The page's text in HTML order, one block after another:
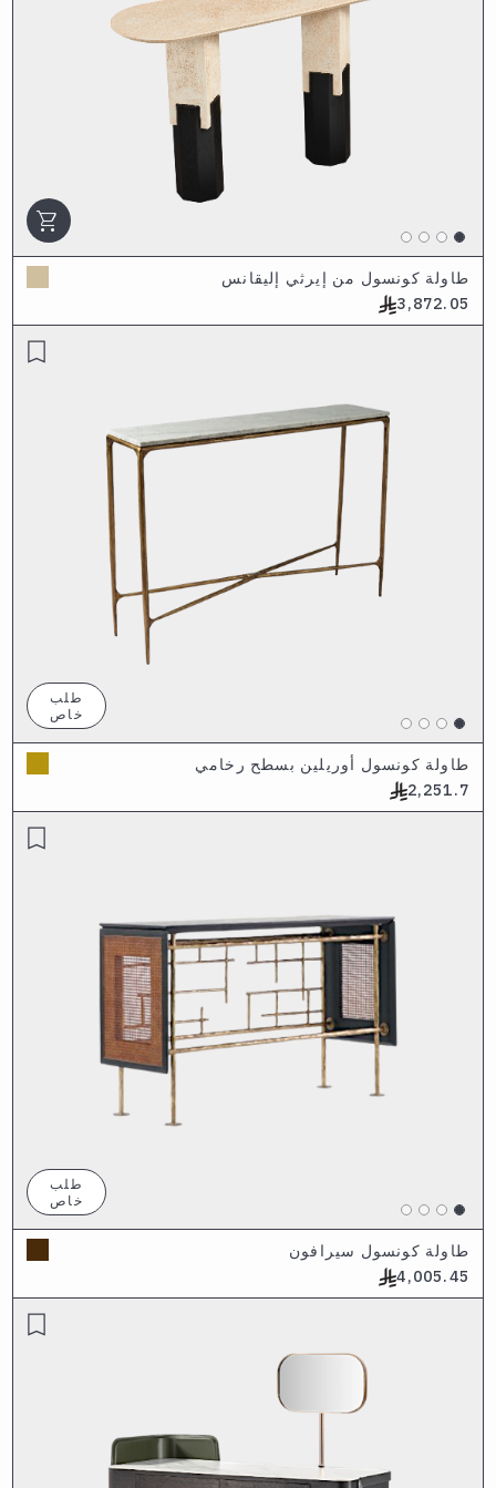
shopping_cart
طاولة كونسول من إيرثي إليقانس
3,872.05
طلب
خاص
طاولة كونسول أوريلين بسطح رخامي
2,251.7
طلب
خاص
طاولة كونسول سيرافون
4,005.45